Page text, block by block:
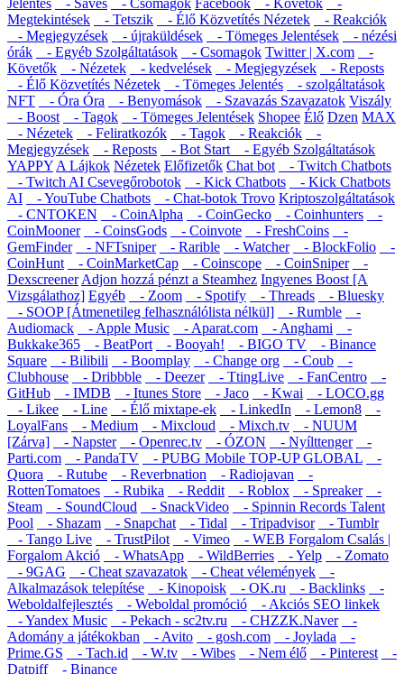
Megtekintések
- Tetszik - Élő Közvetítés Nézetek
- Reakciók
- Megjegyzések
- újraküldések - Tömeges Jelentések
- nézési
órák
- Egyéb Szolgáltatások - Csomagok Twitter | X.com
-
Követők
- Nézetek - kedvelések - Megjegyzések
- Reposts
- Élő Közvetítés Nézetek
- Tömeges Jelentés
- szolgáltatások
NFT
- Óra Óra - Benyomások - Szavazás Szavazatok Viszály
- Boost
- Tagok - Tömeges Jelentések Shopee Élő Dzen MAX
- Nézetek
- Feliratkozók - Tagok - Reakciók
-
Megjegyzések
- Reposts - Bot Start
- Egyéb Szolgáltatások
YAPPY A Lájkok Nézetek Előfizetők Chat bot
- Twitch Chatbots
- Twitch AI Csevegőrobotok
- Kick Chatbots
- Kick Chatbots
AI
- YouTube Chatbots - Chat-botok Trovo Kriptoszolgáltatások
- CNTOKEN
- CoinAlpha - CoinGecko - Coinhunters
-
CoinMooner
- CoinsGods - Coinvote - FreshCoins
-
GemFinder
- NFTsniper - Rarible - Watcher - BlockFolio
-
CoinHunt
- CoinMarketCap - Coinscope - CoinSniper
-
Dexscreener Adjon hozzá pénzt a Steamhez Ingyenes Boost [A
Vizsgálathoz] Egyéb - Zoom - Spotify - Threads
- Bluesky
- SOOP [Átmenetileg felhasználólista nélkül]
- Rumble
-
Audiomack
- Apple Music - Aparat.com - Anghami
-
Bukkake365
- BeatPort - Booyah! - BIGO TV
- Binance
Square
- Bilibili - Boomplay - Change org - Coub
-
Clubhouse
- Dribbble - Deezer - TtingLive - FanCentro
-
GitHub
- IMDB - Itunes Store - Jaco - Kwai
- LOCO.gg
- Likee
- Line - Élő mixtape-ek - LinkedIn - Lemon8
-
LoyalFans
- Medium - Mixcloud - Mixch.tv
- NUUM
[Zárva]
- Napster - Openrec.tv - ÓZON - Nyílttenger
-
Parti.com
- PandaTV - PUBG Mobile TOP-UP GLOBAL
-
Quora
- Rutube - Reverbnation - Radiojavan
-
RottenTomatoes
- Rubika - Reddit - Roblox - Spreaker
-
Steam
- SoundCloud - SnackVideo
- Spinnin Records Talent
Pool
- Shazam - Snapchat - Tidal - Tripadvisor
- Tumblr
- Tango Live
- TrustPilot - Vimeo
- WEB Forgalom Csalás |
Forgalom Akció
- WhatsApp - WildBerries - Yelp
- Zomato
- 9GAG
- Cheat szavazatok - Cheat vélemények
-
Alkalmazások telepítése
- Kinopoisk - OK.ru - Backlinks
-
Weboldalfejlesztés
- Weboldal promóció
- Akciós SEO linkek
- Yandex Music
- Pekach - sc2tv.ru - CHZZK.Naver
-
Adomány a játékokban
- Avito - gosh.com - Joylada
-
Prime.GS
- Tach.id - W.tv - Wibes - Nem élő - Pinterest
-
Datpiff
- Binance